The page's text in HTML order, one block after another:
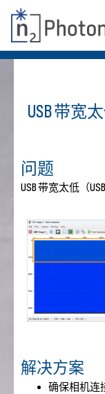
USB 带宽
问题
USB 带宽太低（
解决方案
确保相机连